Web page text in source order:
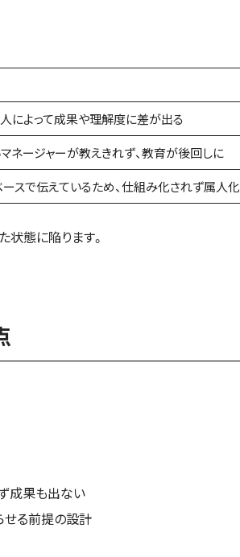
によって成果や理解度に差が出る
ネージャーが教えきれず、教育が後回しに
スで伝えているため、仕組み化されず属人化
状態に陥ります。
成果も出ない
せる前提の設計